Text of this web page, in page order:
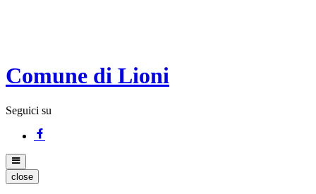
Comune di Lioni
Seguici su
close